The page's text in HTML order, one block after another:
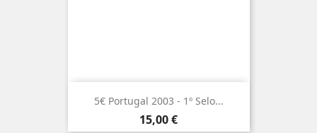
5€ Portugal 2003 - 1º Selo...
Preço
15,00 €